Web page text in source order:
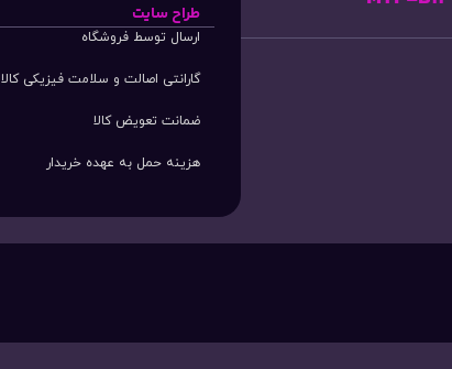
طراح سایت
ارسال توسط فروشگاه
گارانتی اصالت و سلامت فیزیکی کالا
ضمانت تعویض کالا
هزینه حمل به عهده خریدار